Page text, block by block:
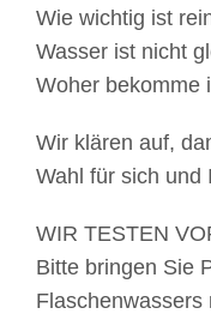
Wie wichtig ist
Wasser ist nicht
Woher bekomme
Wir klären auf,
Wahl für sich und
WIR TESTEN
Bitte bringen Sie
Flaschenwassers